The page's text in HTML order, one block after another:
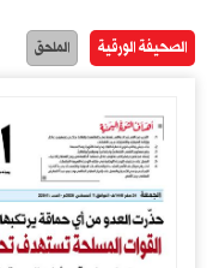
الصحيفة الورقية الملحق